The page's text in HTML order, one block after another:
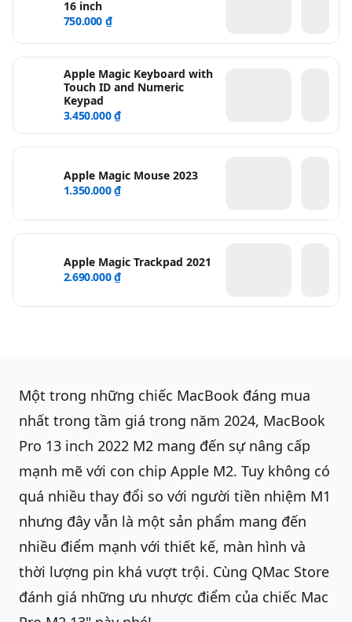
16 inch
750.000 ₫
Apple Magic Keyboard with
Touch ID and Numeric
Keypad
3.450.000 ₫
Apple Magic Mouse 2023
1.350.000 ₫
Apple Magic Trackpad 2021
2.690.000 ₫
Một trong những chiếc MacBook đáng mua
nhất trong tầm giá trong năm 2024, MacBook
Pro 13 inch 2022 M2 mang đến sự nâng cấp
mạnh mẽ với con chip Apple M2. Tuy không có
quá nhiều thay đổi so với người tiền nhiệm M1
nhưng đây vẫn là một sản phẩm mang đến
nhiều điểm mạnh với thiết kế, màn hình và
thời lượng pin khá vượt trội. Cùng QMac Store
đánh giá những ưu nhược điểm của chiếc Mac